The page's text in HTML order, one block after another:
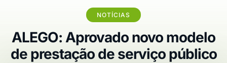
NOTÍCIAS
ALEGO: Aprovado novo modelo
de prestação de serviço público